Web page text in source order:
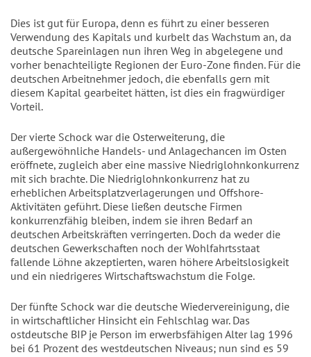
Dies ist gut für Europa, denn es führt zu einer besseren
Verwendung des Kapitals und kurbelt das Wachstum an, da
deutsche Spareinlagen nun ihren Weg in abgelegene und
vorher benachteiligte Regionen der Euro-Zone finden. Für die
deutschen Arbeitnehmer jedoch, die ebenfalls gern mit
diesem Kapital gearbeitet hätten, ist dies ein fragwürdiger
Vorteil.
Der vierte Schock war die Osterweiterung, die
außergewöhnliche Handels- und Anlagechancen im Osten
eröffnete, zugleich aber eine massive Niedriglohnkonkurrenz
mit sich brachte. Die Niedriglohnkonkurrenz hat zu
erheblichen Arbeitsplatzverlagerungen und Offshore-
Aktivitäten geführt. Diese ließen deutsche Firmen
konkurrenzfähig bleiben, indem sie ihren Bedarf an
deutschen Arbeitskräften verringerten. Doch da weder die
deutschen Gewerkschaften noch der Wohlfahrtsstaat
fallende Löhne akzeptierten, waren höhere Arbeitslosigkeit
und ein niedrigeres Wirtschaftswachstum die Folge.
Der fünfte Schock war die deutsche Wiedervereinigung, die
in wirtschaftlicher Hinsicht ein Fehlschlag war. Das
ostdeutsche BIP je Person im erwerbsfähigen Alter lag 1996
bei 61 Prozent des westdeutschen Niveaus; nun sind es 59